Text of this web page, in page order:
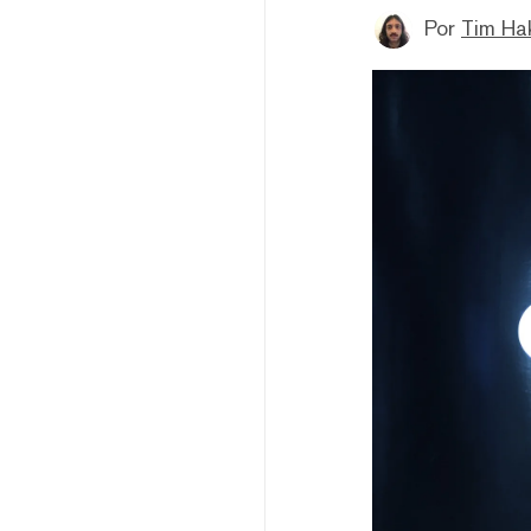
Por Tim